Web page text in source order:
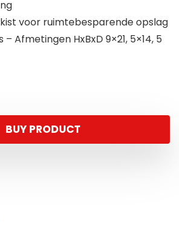
voor ruimtebesparende opslag
Afmetingen HxBxD 9×21, 5×14, 5
BUY PRODUCT